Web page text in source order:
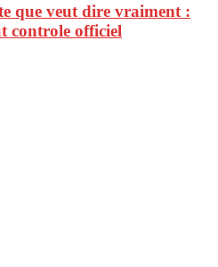
que veut dire vraiment :
controle officiel